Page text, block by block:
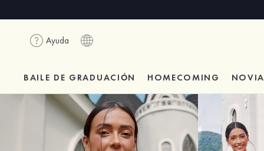
Ayuda
BAILE DE GRADUACIÓN HOMECOMING NOVIA